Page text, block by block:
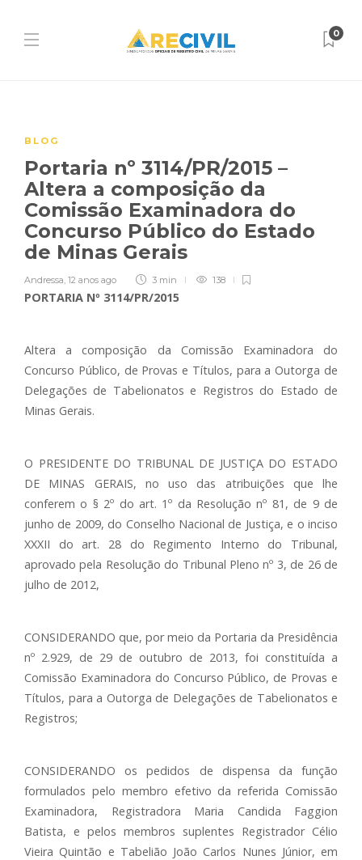
0
BLOG
Portaria nº 3114/PR/2015 –
Altera a composição da
Comissão Examinadora do
Concurso Público do Estado
de Minas Gerais
Andressa, 12 anos ago 3 min 138
PORTARIA Nº 3114/PR/2015
Altera a composição da Comissão Examinadora do
Concurso Público, de Provas e Títulos, para a Outorga de
Delegações de Tabelionatos e Registros do Estado de
Minas Gerais.
O PRESIDENTE DO TRIBUNAL DE JUSTIÇA DO ESTADO
DE MINAS GERAIS, no uso das atribuições que lhe
conferem o § 2º do art. 1º da Resolução nº 81, de 9 de
junho de 2009, do Conselho Nacional de Justiça, e o inciso
XXXII do art. 28 do Regimento Interno do Tribunal,
aprovado pela Resolução do Tribunal Pleno nº 3, de 26 de
julho de 2012,
CONSIDERANDO que, por meio da Portaria da Presidência
nº 2.929, de 29 de outubro de 2013, foi constituída a
Comissão Examinadora do Concurso Público, de Provas e
Títulos, para a Outorga de Delegações de Tabelionatos e
Registros;
CONSIDERANDO os pedidos de dispensa da função
formulados pelo membro efetivo da referida Comissão
Examinadora, Registradora Maria Candida Faggion
Batista, e pelos membros suplentes Registrador Célio
Vieira Quintão e Tabelião João Carlos Nunes Júnior, em